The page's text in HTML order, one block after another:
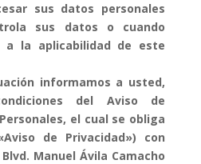
sus datos personales
sus datos o cuando
a la aplicabilidad de este
informamos a usted,
del Aviso de
el cual se obliga
de Privacidad») con
Manuel Ávila Camacho